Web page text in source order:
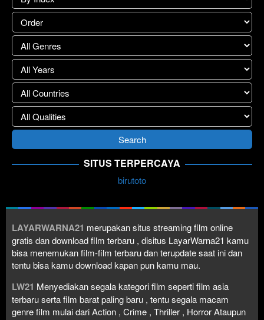
SITUS TERPERCAYA
birutoto
LAYARWARNA21 merupakan situs streaming film online
gratis dan download film terbaru , disitus LayarWarna21 kamu
bisa menemukan film-film terbaru dan terupdate saat ini dan
tentu bisa kamu download kapan pun kamu mau.
LW21 Menyediakan segala kategori film seperti film asia
terbaru serta film barat paling baru , tentu segala macam
genre film mulai dari Action , Crime , Thriller , Horror Ataupun